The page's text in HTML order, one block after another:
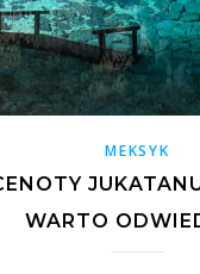
MEKSYK
WARTO